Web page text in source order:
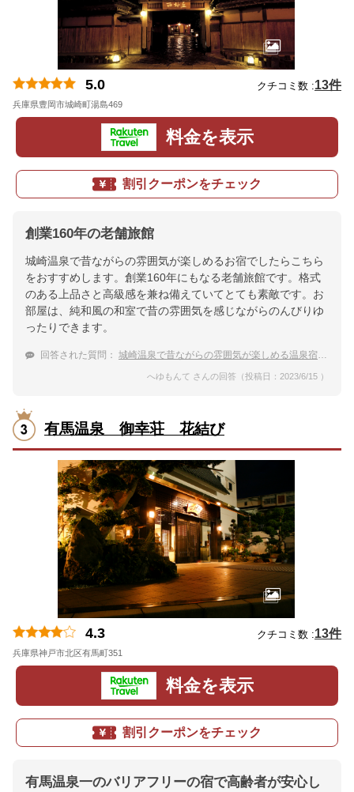
5.0 クチコミ数 :13件
兵庫県豊岡市城崎町湯島469
料金を表示
割引クーポンをチェック
創業160年の老舗旅館
城崎温泉で昔ながらの雰囲気が楽しめるお宿でしたらこちら
をおすすめします。創業160年にもなる老舗旅館です。格式
のある上品さと高級感を兼ね備えていてとても素敵です。お
部屋は、純和風の和室で昔の雰囲気を感じながらのんびりゆ
ったりできます。
回答された質問： 城崎温泉で昔ながらの雰囲気が楽しめる温泉宿は？
へゆもんて さんの回答（投稿日：2023/6/15 ）
有馬温泉 御幸荘 花結び
4.3 クチコミ数 :13件
兵庫県神戸市北区有馬町351
料金を表示
割引クーポンをチェック
有馬温泉一のバリアフリーの宿で高齢者が安心し